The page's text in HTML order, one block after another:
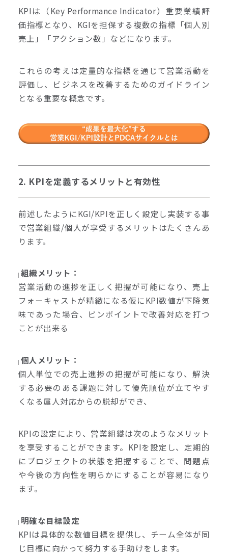
KPIは（Key Performance Indicator）重要業績評
価指標となり、KGIを担保する複数の指標「個人別
売上」「アクション数」などになります。
これらの考えは定量的な指標を通じて営業活動を
評価し、ビジネスを改善するためのガイドライン
となる重要な概念です。
2. KPIを定義するメリットと有効性
前述したようにKGI/KPIを正しく設定し実装する事
で営業組織/個人が享受するメリットはたくさんあ
ります。
組織メリット：
営業活動の進捗を正しく把握が可能になり、売上
フォーキャストが精緻になる仮にKPI数値が下降気
味であった場合、ピンポイントで改善対応を打つ
ことが出来る
個人メリット：
個人単位での売上進捗の把握が可能になり、解決
する必要のある課題に対して優先順位が立てやす
くなる属人対応からの脱却ができ、
KPIの設定により、営業組織は次のようなメリット
を享受することができます。KPIを設定し、定期的
にプロジェクトの状態を把握することで、問題点
や今後の方向性を明らかにすることが容易になり
ます。
明確な目標設定
KPIは具体的な数値目標を提供し、チーム全体が同
じ目標に向かって努力する手助けをします。